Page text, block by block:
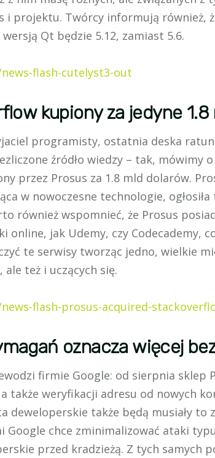
i projektu. Twórcy informują również,
Qt będzie 5.12, zamiast 5.6.
flash-cutelyst3-out
kupiony za jedyne 1.8
programisty, ostatnia deska
źródło wiedzy – tak, mówimy
przez Prosus za 1.8 mld dolarów.
w nowoczesne technologie, ogłosiła
również wspomnieć, że Prosus
online, jak Udemy, czy Codecademy,
te serwisy tworząc jedno, wielkie
też i uczących się.
flash-prosus-acquired-
oznacza więcej
firmie Google: od sierpnia sklep
także weryfikacji adresu od nowych
deweloperskie także będą musiały to
Google chce zminimalizować ataki
przed kradzieżą. Z tych samych